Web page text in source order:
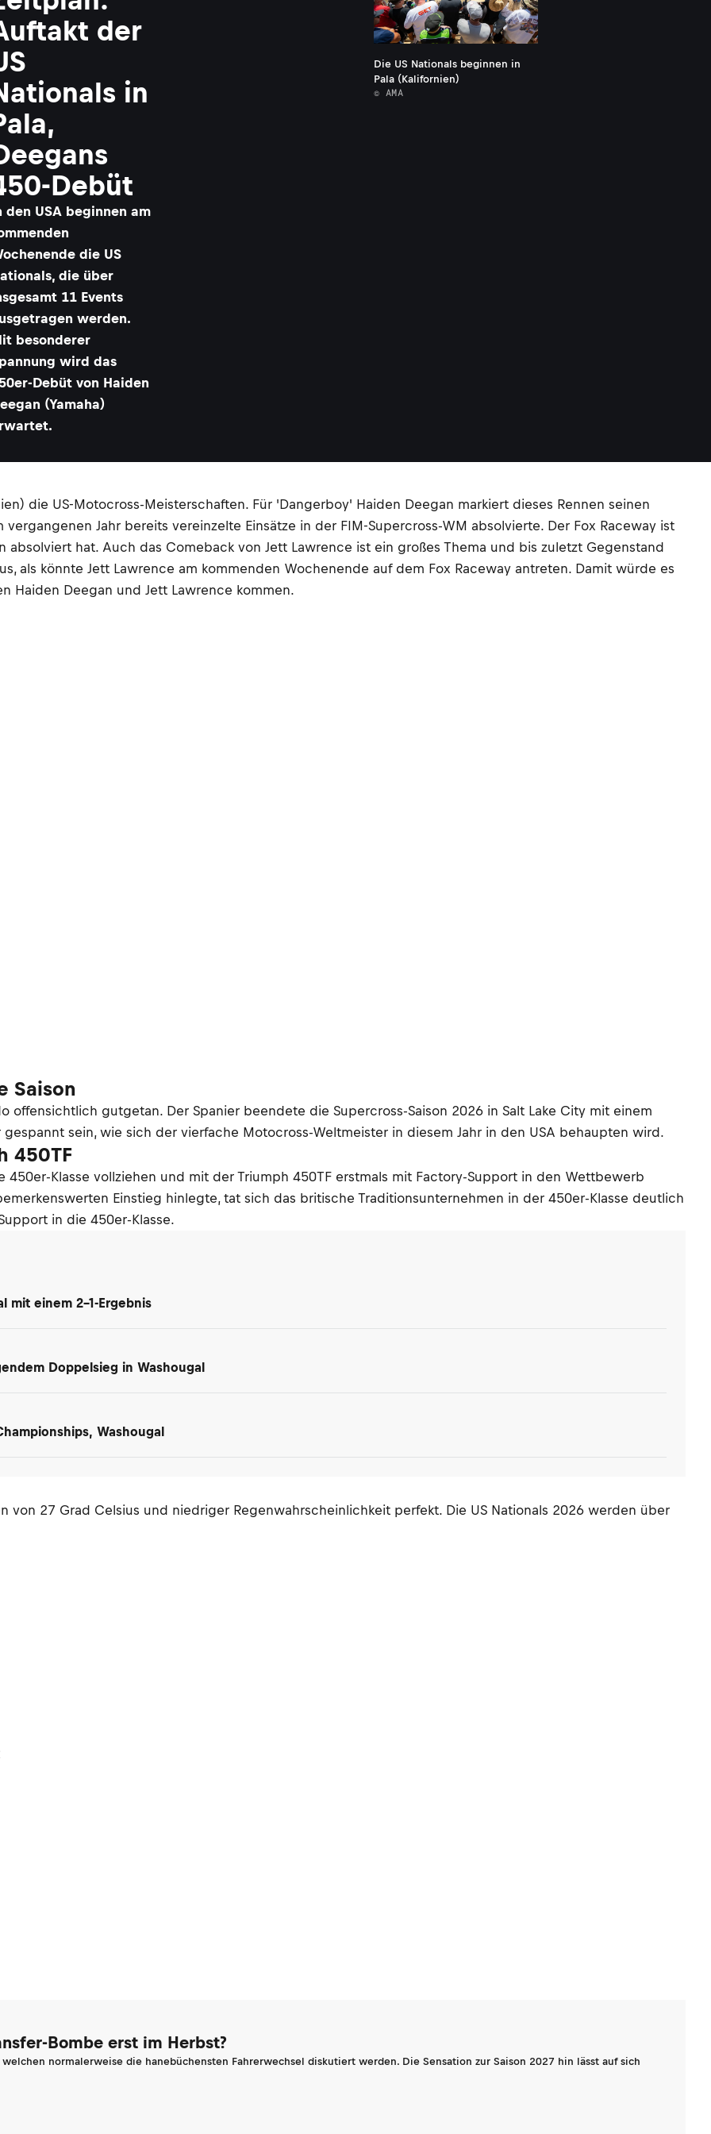
der
in
Debüt
den USA beginnen am
die US
die über
11 Events
werden.
besonderer
wird das
Debüt von Haiden
(Yamaha)
Die US Nationals beginnen in
Pala (Kalifornien)
© AMA
die US-Motocross-Meisterschaften. Für 'Dangerboy' Haiden Deegan markiert dieses Rennen seinen
Jahr bereits vereinzelte Einsätze in der FIM-Supercross-WM absolvierte. Der Fox Raceway ist
hat. Auch das Comeback von Jett Lawrence ist ein großes Thema und bis zuletzt Gegenstand
als könnte Jett Lawrence am kommenden Wochenende auf dem Fox Raceway antreten. Damit würde es
Haiden Deegan und Jett Lawrence kommen.
Saison
offensichtlich gutgetan. Der Spanier beendete die Supercross-Saison 2026 in Salt Lake City mit einem
sein, wie sich der vierfache Motocross-Weltmeister in diesem Jahr in den USA behaupten wird.
450TF
Klasse vollziehen und mit der Triumph 450TF erstmals mit Factory-Support in den Wettbewerb
Einstieg hinlegte, tat sich das britische Traditionsunternehmen in der 450er-Klasse deutlich
in die 450er-Klasse.
mit einem 2-1-Ergebnis
Doppelsieg in Washougal
Washougal
von 27 Grad Celsius und niedriger Regenwahrscheinlichkeit perfekt. Die US Nationals 2026 werden über
Bombe erst im Herbst?
normalerweise die hanebüchensten Fahrerwechsel diskutiert werden. Die Sensation zur Saison 2027 hin lässt auf sich